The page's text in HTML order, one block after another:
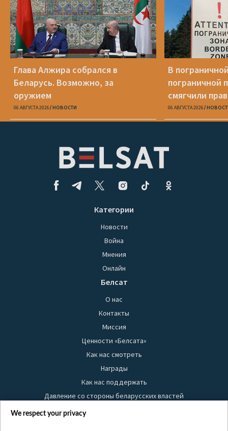
Глава Алжира собрался в
Беларусь. Возможно, за
оружием
06 АВГУСТА 2026 НОВОСТИ
В
пограничной
смягчили
06 АВГУСТА 2026
Категории
Новости
Война
Мнения
Онлайн
Белсат
О нас
Контакты
Миссия
Ценности «Белсата»
Как нас смотреть
Награды
Как нас поддержать
Давление со стороны беларусских властей
Правила использования материалов
We respect your privacy